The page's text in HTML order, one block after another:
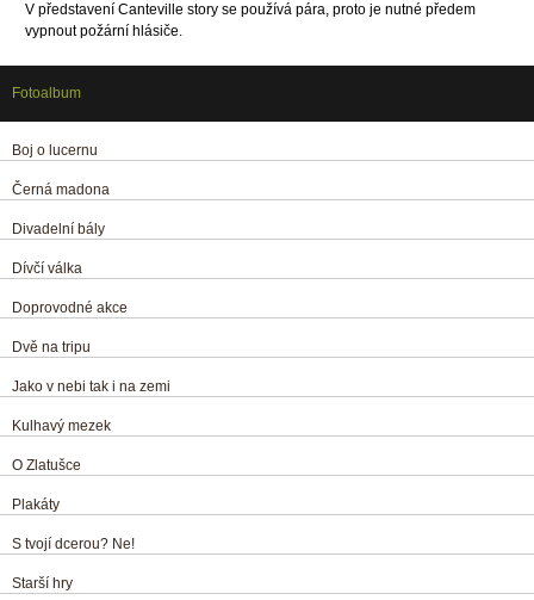
V představení Canteville story se používá pára, proto je nutné předem
vypnout požární hlásiče.
Fotoalbum
Boj o lucernu
Černá madona
Divadelní bály
Dívčí válka
Doprovodné akce
Dvě na tripu
Jako v nebi tak i na zemi
Kulhavý mezek
O Zlatušce
Plakáty
S tvojí dcerou? Ne!
Starší hry